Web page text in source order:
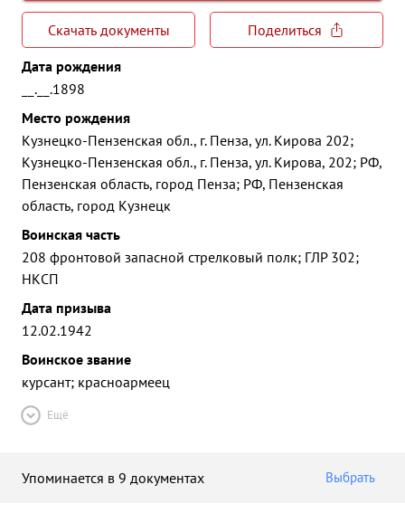
Скачать документы
Поделиться
Дата рождения
__.__.1898
Место рождения
Кузнецко-Пензенская обл., г. Пенза, ул. Кирова 202;
Кузнецко-Пензенская обл., г. Пенза, ул. Кирова, 202; РФ,
Пензенская область, город Пенза; РФ, Пензенская
область, город Кузнецк
Воинская часть
208 фронтовой запасной стрелковый полк; ГЛР 302;
НКСП
Дата призыва
12.02.1942
Воинское звание
курсант; красноармеец
Ещё
Упоминается в 9 документах Выбрать